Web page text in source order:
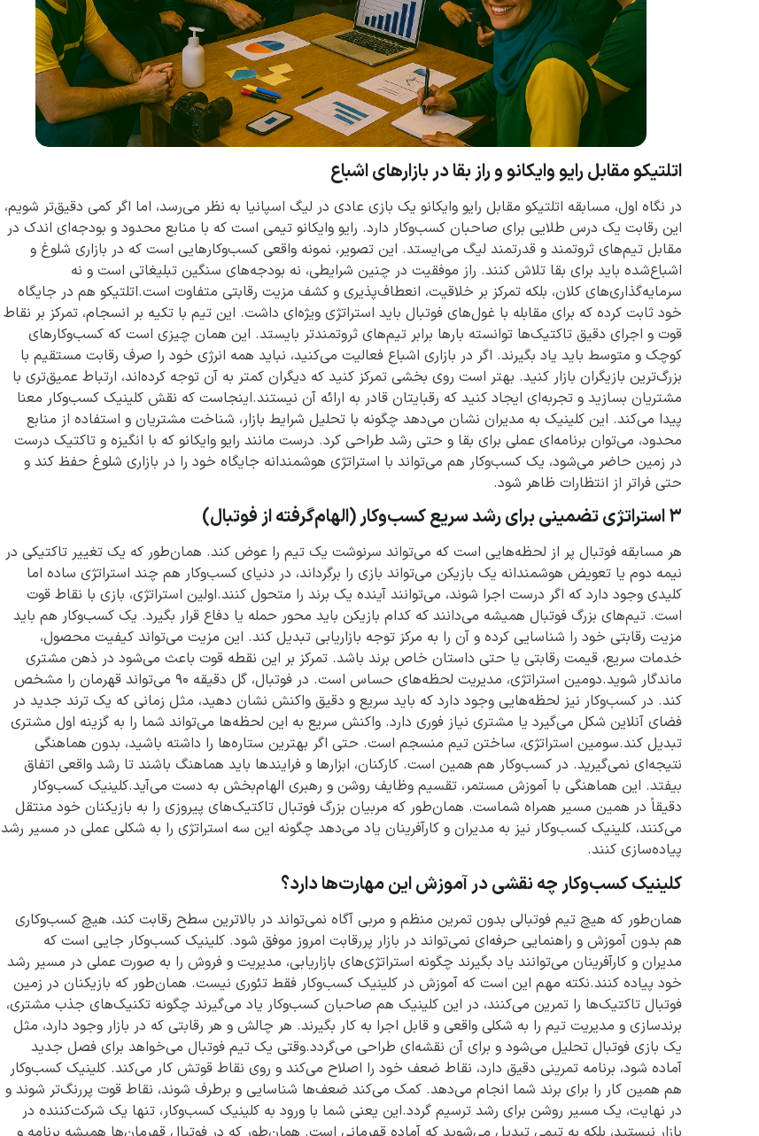
اتلتیکو مقابل رایو وایکانو و راز بقا در بازارهای اشباع
در نگاه اول، مسابقه اتلتیکو مقابل رایو وایکانو یک بازی عادی در لیگ اسپانیا به نظر می‌رسد، اما اگر کمی دقیق‌تر شویم،
این رقابت یک درس طلایی برای صاحبان کسب‌وکار دارد. رایو وایکانو تیمی است که با منابع محدود و بودجه‌ای اندک در
مقابل تیم‌های ثروتمند و قدرتمند لیگ می‌ایستد. این تصویر، نمونه واقعی کسب‌وکارهایی است که در بازاری شلوغ و
اشباع‌شده باید برای بقا تلاش کنند. راز موفقیت در چنین شرایطی، نه بودجه‌های سنگین تبلیغاتی است و نه
سرمایه‌گذاری‌های کلان، بلکه تمرکز بر خلاقیت، انعطاف‌پذیری و کشف مزیت رقابتی متفاوت است.اتلتیکو هم در جایگاه
خود ثابت کرده که برای مقابله با غول‌های فوتبال باید استراتژی ویژه‌ای داشت. این تیم با تکیه بر انسجام، تمرکز بر نقاط
قوت و اجرای دقیق تاکتیک‌ها توانسته بارها برابر تیم‌های ثروتمندتر بایستد. این همان چیزی است که کسب‌وکارهای
کوچک و متوسط باید یاد بگیرند. اگر در بازاری اشباع فعالیت می‌کنید، نباید همه انرژی خود را صرف رقابت مستقیم با
بزرگ‌ترین بازیگران بازار کنید. بهتر است روی بخشی تمرکز کنید که دیگران کمتر به آن توجه کرده‌اند، ارتباط عمیق‌تری با
مشتریان بسازید و تجربه‌ای ایجاد کنید که رقبایتان قادر به ارائه آن نیستند.اینجاست که نقش کلینیک کسب‌وکار معنا
پیدا می‌کند. این کلینیک به مدیران نشان می‌دهد چگونه با تحلیل شرایط بازار، شناخت مشتریان و استفاده از منابع
محدود، می‌توان برنامه‌ای عملی برای بقا و حتی رشد طراحی کرد. درست مانند رایو وایکانو که با انگیزه و تاکتیک درست
در زمین حاضر می‌شود، یک کسب‌وکار هم می‌تواند با استراتژی هوشمندانه جایگاه خود را در بازاری شلوغ حفظ کند و
حتی فراتر از انتظارات ظاهر شود.
۳ استراتژی تضمینی برای رشد سریع کسب‌وکار (الهام‌گرفته از فوتبال)
هر مسابقه فوتبال پر از لحظه‌هایی است که می‌تواند سرنوشت یک تیم را عوض کند. همان‌طور که یک تغییر تاکتیکی در
نیمه دوم یا تعویض هوشمندانه یک بازیکن می‌تواند بازی را برگرداند، در دنیای کسب‌وکار هم چند استراتژی ساده اما
کلیدی وجود دارد که اگر درست اجرا شوند، می‌توانند آینده یک برند را متحول کنند.اولین استراتژی، بازی با نقاط قوت
است. تیم‌های بزرگ فوتبال همیشه می‌دانند که کدام بازیکن باید محور حمله یا دفاع قرار بگیرد. یک کسب‌وکار هم باید
مزیت رقابتی خود را شناسایی کرده و آن را به مرکز توجه بازاریابی تبدیل کند. این مزیت می‌تواند کیفیت محصول،
خدمات سریع، قیمت رقابتی یا حتی داستان خاص برند باشد. تمرکز بر این نقطه قوت باعث می‌شود در ذهن مشتری
ماندگار شوید.دومین استراتژی، مدیریت لحظه‌های حساس است. در فوتبال، گل دقیقه ۹۰ می‌تواند قهرمان را مشخص
کند. در کسب‌وکار نیز لحظه‌هایی وجود دارد که باید سریع و دقیق واکنش نشان دهید، مثل زمانی که یک ترند جدید در
فضای آنلاین شکل می‌گیرد یا مشتری نیاز فوری دارد. واکنش سریع به این لحظه‌ها می‌تواند شما را به گزینه اول مشتری
تبدیل کند.سومین استراتژی، ساختن تیم منسجم است. حتی اگر بهترین ستاره‌ها را داشته باشید، بدون هماهنگی
نتیجه‌ای نمی‌گیرید. در کسب‌وکار هم همین است. کارکنان، ابزارها و فرایندها باید هماهنگ باشند تا رشد واقعی اتفاق
بیفتد. این هماهنگی با آموزش مستمر، تقسیم وظایف روشن و رهبری الهام‌بخش به دست می‌آید.کلینیک کسب‌وکار
دقیقاً در همین مسیر همراه شماست. همان‌طور که مربیان بزرگ فوتبال تاکتیک‌های پیروزی را به بازیکنان خود منتقل
می‌کنند، کلینیک کسب‌وکار نیز به مدیران و کارآفرینان یاد می‌دهد چگونه این سه استراتژی را به شکلی عملی در مسیر رشد
پیاده‌سازی کنند.
کلینیک کسب‌وکار چه نقشی در آموزش این مهارت‌ها دارد؟
همان‌طور که هیچ تیم فوتبالی بدون تمرین منظم و مربی آگاه نمی‌تواند در بالاترین سطح رقابت کند، هیچ کسب‌وکاری
هم بدون آموزش و راهنمایی حرفه‌ای نمی‌تواند در بازار پررقابت امروز موفق شود. کلینیک کسب‌وکار جایی است که
مدیران و کارآفرینان می‌توانند یاد بگیرند چگونه استراتژی‌های بازاریابی، مدیریت و فروش را به صورت عملی در مسیر رشد
خود پیاده کنند.نکته مهم این است که آموزش در کلینیک کسب‌وکار فقط تئوری نیست. همان‌طور که بازیکنان در زمین
فوتبال تاکتیک‌ها را تمرین می‌کنند، در این کلینیک هم صاحبان کسب‌وکار یاد می‌گیرند چگونه تکنیک‌های جذب مشتری،
برندسازی و مدیریت تیم را به شکلی واقعی و قابل اجرا به کار بگیرند. هر چالش و هر رقابتی که در بازار وجود دارد، مثل
یک بازی فوتبال تحلیل می‌شود و برای آن نقشه‌ای طراحی می‌گردد.وقتی یک تیم فوتبال می‌خواهد برای فصل جدید
آماده شود، برنامه تمرینی دقیق دارد، نقاط ضعف خود را اصلاح می‌کند و روی نقاط قوتش کار می‌کند. کلینیک کسب‌وکار
هم همین کار را برای برند شما انجام می‌دهد. کمک می‌کند ضعف‌ها شناسایی و برطرف شوند، نقاط قوت پررنگ‌تر شوند و
در نهایت، یک مسیر روشن برای رشد ترسیم گردد.این یعنی شما با ورود به کلینیک کسب‌وکار، تنها یک شرکت‌کننده در